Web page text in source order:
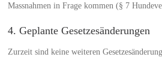
Massnahmen in Frage kommen (§ 7
4. Geplante Gesetzesänderungen
Zurzeit sind keine weiteren